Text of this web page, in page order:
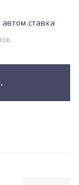
автом.ставка